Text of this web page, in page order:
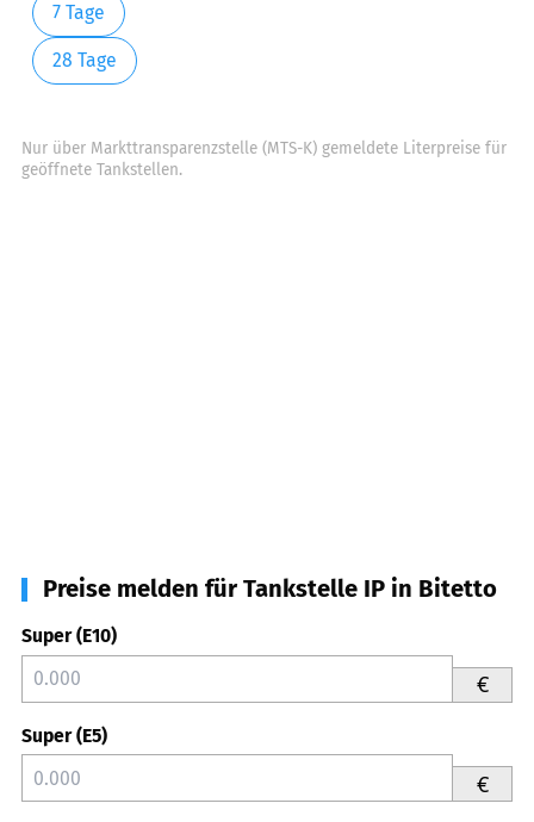
7 Tage
28 Tage
Nur über Markttransparenzstelle (MTS-K) gemeldete Literpreise für
geöffnete Tankstellen.
Preise melden für Tankstelle IP in Bitetto
Super (E10)
€
Super (E5)
€